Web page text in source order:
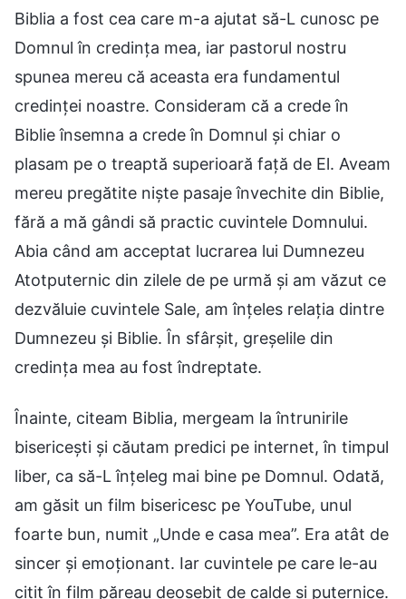
Biblia a fost cea care m-a ajutat să-L cunosc pe
Domnul în credința mea, iar pastorul nostru
spunea mereu că aceasta era fundamentul
credinței noastre. Consideram că a crede în
Biblie însemna a crede în Domnul și chiar o
plasam pe o treaptă superioară față de El. Aveam
mereu pregătite niște pasaje învechite din Biblie,
fără a mă gândi să practic cuvintele Domnului.
Abia când am acceptat lucrarea lui Dumnezeu
Atotputernic din zilele de pe urmă și am văzut ce
dezvăluie cuvintele Sale, am înțeles relația dintre
Dumnezeu și Biblie. În sfârșit, greșelile din
credința mea au fost îndreptate.
Înainte, citeam Biblia, mergeam la întrunirile
bisericești și căutam predici pe internet, în timpul
liber, ca să-L înțeleg mai bine pe Domnul. Odată,
am găsit un film bisericesc pe YouTube, unul
foarte bun, numit „Unde e casa mea”. Era atât de
sincer și emoționant. Iar cuvintele pe care le-au
citit în film păreau deosebit de calde și puternice.